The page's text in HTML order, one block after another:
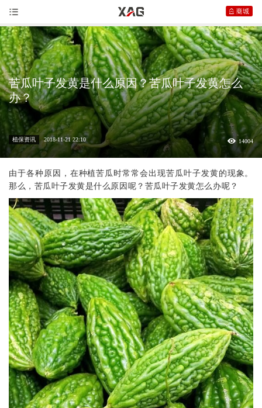
苦瓜叶子发黄是什么原因？苦瓜叶子发黄怎么
办？
植保资讯 2018-11-21 22:10 14004
由于各种原因，在种植苦瓜时常常会出现苦瓜叶子发黄的现象。
那么，苦瓜叶子发黄是什么原因呢？苦瓜叶子发黄怎么办呢？